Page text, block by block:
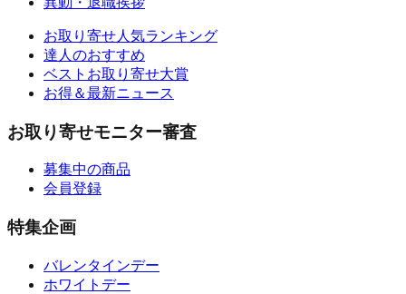
お取り寄せ人気ランキング
達人のおすすめ
ベストお取り寄せ大賞
お得＆最新ニュース
お取り寄せモニター審査
募集中の商品
会員登録
特集企画
バレンタインデー
ホワイトデー